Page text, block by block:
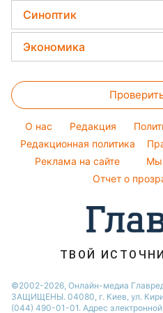
Ольга Сумская
Елена Зеленская
Ани Лорак
Кейт Миддлтон
Новости Ровно
Новости Одессы
Новости Запорожья
Новости Львова
Новости Днепра
Красивый маникюр
Модные ошибки
Новости моды
Простые блюда
Легкие десерты
Праздничное меню
Все о сале
Уборка
Авто
Стирка
Комнатные растения
Синоптик
Прогноз погоды
Магнитные бури
Погода на сегодня
Погода на завтра
Пылевая буря
Экономика
Денежная помощь
Тарифы
Курс валют
O нас Редакция
Редакционная политика
Реклама на сайте
Мы
Отчет о
ТВОЙ
©2002-2026, Онлайн-медиа
ЗАЩИЩЕНЫ. 04080, г. Киев, ул.
(044) 490-01-01. Адрес